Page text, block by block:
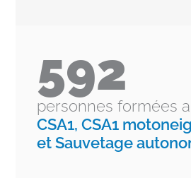
592
personnes formées
CSA1, CSA1
et Sauvetage